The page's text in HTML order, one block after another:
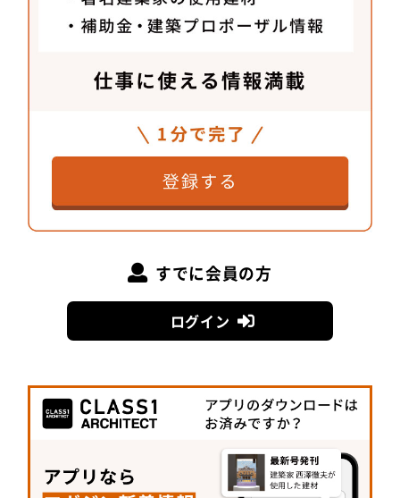
「住む」と「働く」を混ぜた空間をつく
りだす建材とは。
ジオ
This issue’s CLASS1 ARCHITECT
五本木の集合住宅
MATERIAL#3
MATERIAL#4
すでに会員の方
ログイン